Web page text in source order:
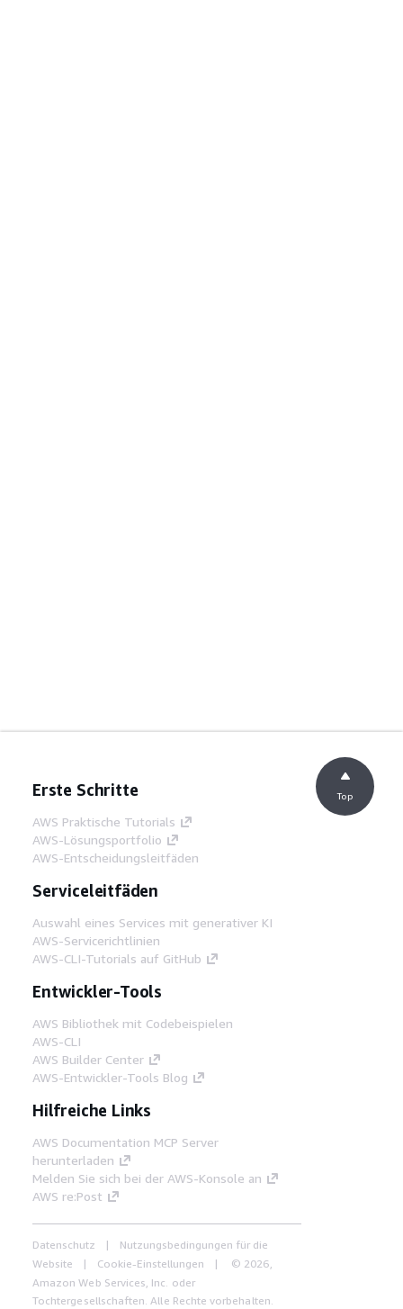
Erste Schritte
AWS Praktische Tutorials
AWS-Lösungsportfolio
AWS-Entscheidungsleitfäden
Serviceleitfäden
Auswahl eines Services mit generativer KI
AWS-Servicerichtlinien
AWS-CLI-Tutorials auf GitHub
Entwickler-Tools
AWS Bibliothek mit Codebeispielen
AWS-CLI
AWS Builder Center
AWS-Entwickler-Tools Blog
Hilfreiche Links
AWS Documentation MCP Server
herunterladen
Melden Sie sich bei der AWS-Konsole an
AWS re:Post
Datenschutz
Nutzungsbedingungen für die
Website
Cookie-Einstellungen
© 2026,
Amazon Web Services, Inc. oder
Tochtergesellschaften. Alle Rechte vorbehalten.
Top